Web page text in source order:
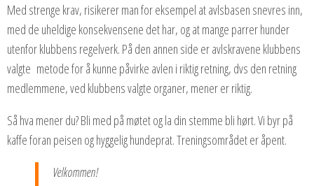
Med strenge krav, risikerer man for eksempel at avlsbasen snevres inn,
med de uheldige konsekvensene det har, og at mange parrer hunder
utenfor klubbens regelverk. På den annen side er avlskravene klubbens
valgte metode for å kunne påvirke avlen i riktig retning, dvs den retning
medlemmene, ved klubbens valgte organer, mener er riktig.
Så hva mener du? Bli med på møtet og la din stemme bli hørt. Vi byr på
kaffe foran peisen og hyggelig hundeprat. Treningsområdet er åpent.
Velkommen!